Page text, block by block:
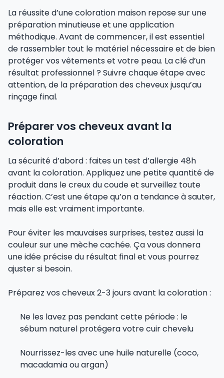
La réussite d’une coloration maison repose sur une
préparation minutieuse et une application
méthodique. Avant de commencer, il est essentiel
de rassembler tout le matériel nécessaire et de bien
protéger vos vêtements et votre peau. La clé d’un
résultat professionnel ? Suivre chaque étape avec
attention, de la préparation des cheveux jusqu’au
rinçage final.
Préparer vos cheveux avant la
coloration
La sécurité d’abord : faites un test d’allergie 48h
avant la coloration. Appliquez une petite quantité de
produit dans le creux du coude et surveillez toute
réaction. C’est une étape qu’on a tendance à sauter,
mais elle est vraiment importante.
Pour éviter les mauvaises surprises, testez aussi la
couleur sur une mèche cachée. Ça vous donnera
une idée précise du résultat final et vous pourrez
ajuster si besoin.
Préparez vos cheveux 2-3 jours avant la coloration :
Ne les lavez pas pendant cette période : le
sébum naturel protégera votre cuir chevelu
Nourrissez-les avec une huile naturelle (coco,
macadamia ou argan)